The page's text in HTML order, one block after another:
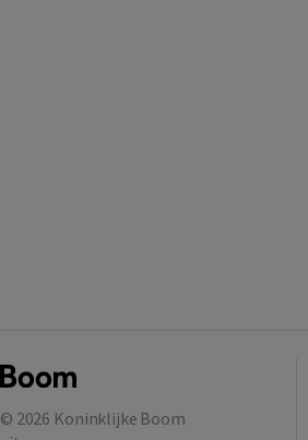
© 2026 Koninklijke Boom